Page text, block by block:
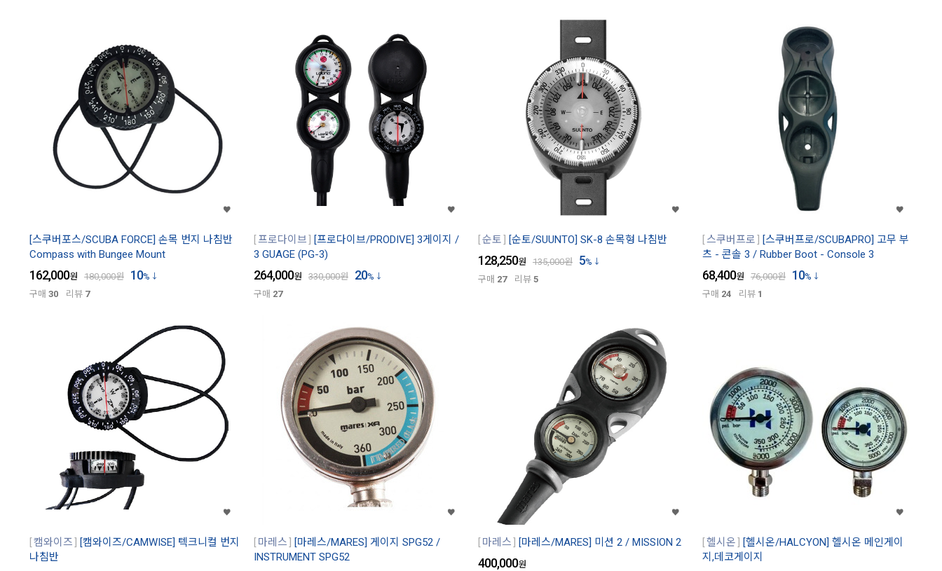
[스쿠버포스/SCUBA FORCE] 손목 번지 나침반
Compass with Bungee Mount
162,000원 180,000원 10%
구매 30 리뷰 7
프로다이브
[프로다이브/PRODIVE] 3게이지 /
3 GUAGE (PG-3)
264,000원 330,000원 20%
구매 27
순토 [순토/SUUNTO] SK-8 손목형 나침반
128,250원 135,000원 5%
구매 27 리뷰 5
스쿠버프로
[스쿠버프로/SCUBAPRO] 고무 부
츠 - 콘솔 3 / Rubber Boot - Console 3
68,400원 76,000원 10%
구매 24 리뷰 1
캠와이즈
[캠와이즈/CAMWISE] 텍크니컬 번지
나침반
마레스
[마레스/MARES] 게이지 SPG52 /
INSTRUMENT SPG52
마레스 [마레스/MARES] 미션 2 / MISSION 2
400,000원
헬시온
[헬시온/HALCYON] 헬시온 메인게이
지,데코게이지